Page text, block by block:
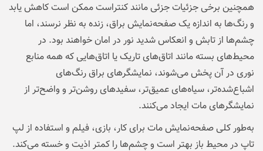
همچنین برخی جزئیات جزئی مانند کنتراست ممکن است کاهش یابد
و رنگ‌ها به اندازه یک صفحه‌نمایش براق، زنده به نظر نرسند، اما
چشم‌ها از تابش و انعکاس شدید نور در امان خواهند بود. در
محیط‌های بسته مانند اتاق‌های تاریک یا اتاق‌هایی که همه منابع
نوری در آن پخش می‌شوند، نمایشگرهای براق رنگ‌های
اشباع‌شده‌تر، سیاه‌های عمیق‌تر، سفیدهای روشن‌تر و واضح‌تر از
نمایشگرهای مات ایجاد می‌کنند.
به‌طور کلی صفحه‌نمایش مات برای کار، بازی، فیلم و استفاده از لپ
تاپ در محیط باز بهتر است و چشم‌ها را کمتر اذیت و خسته می‌کند.